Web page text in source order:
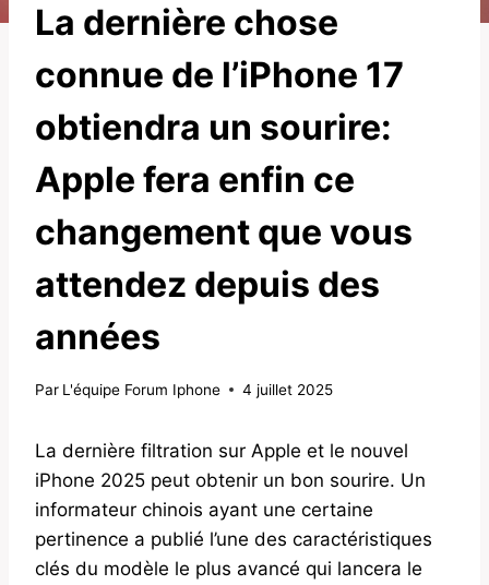
La dernière chose
connue de l’iPhone 17
obtiendra un sourire:
Apple fera enfin ce
changement que vous
attendez depuis des
années
Par L'équipe Forum Iphone 4 juillet 2025
La dernière filtration sur Apple et le nouvel
iPhone 2025 peut obtenir un bon sourire. Un
informateur chinois ayant une certaine
pertinence a publié l’une des caractéristiques
clés du modèle le plus avancé qui lancera le